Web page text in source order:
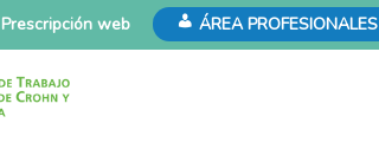
Prescripción web ÁREA PROFESIONALES